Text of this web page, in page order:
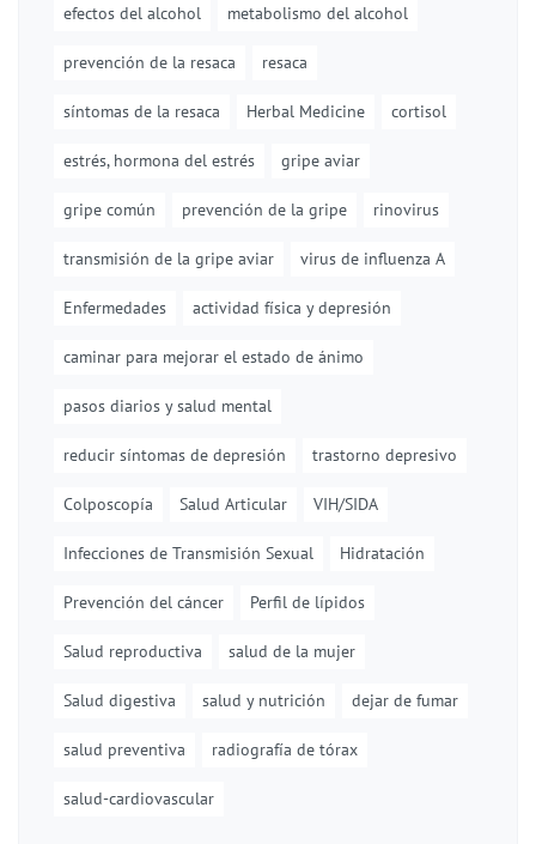
efectos del alcohol metabolismo del alcohol
prevención de la resaca resaca
síntomas de la resaca Herbal Medicine cortisol
estrés, hormona del estrés gripe aviar
gripe común prevención de la gripe rinovirus
transmisión de la gripe aviar virus de influenza A
Enfermedades actividad física y depresión
caminar para mejorar el estado de ánimo
pasos diarios y salud mental
reducir síntomas de depresión trastorno depresivo
Colposcopía Salud Articular VIH/SIDA
Infecciones de Transmisión Sexual Hidratación
Prevención del cáncer Perfil de lípidos
Salud reproductiva salud de la mujer
Salud digestiva salud y nutrición dejar de fumar
salud preventiva radiografía de tórax
salud-cardiovascular